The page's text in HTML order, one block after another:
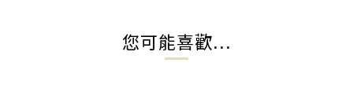
您可能喜歡...